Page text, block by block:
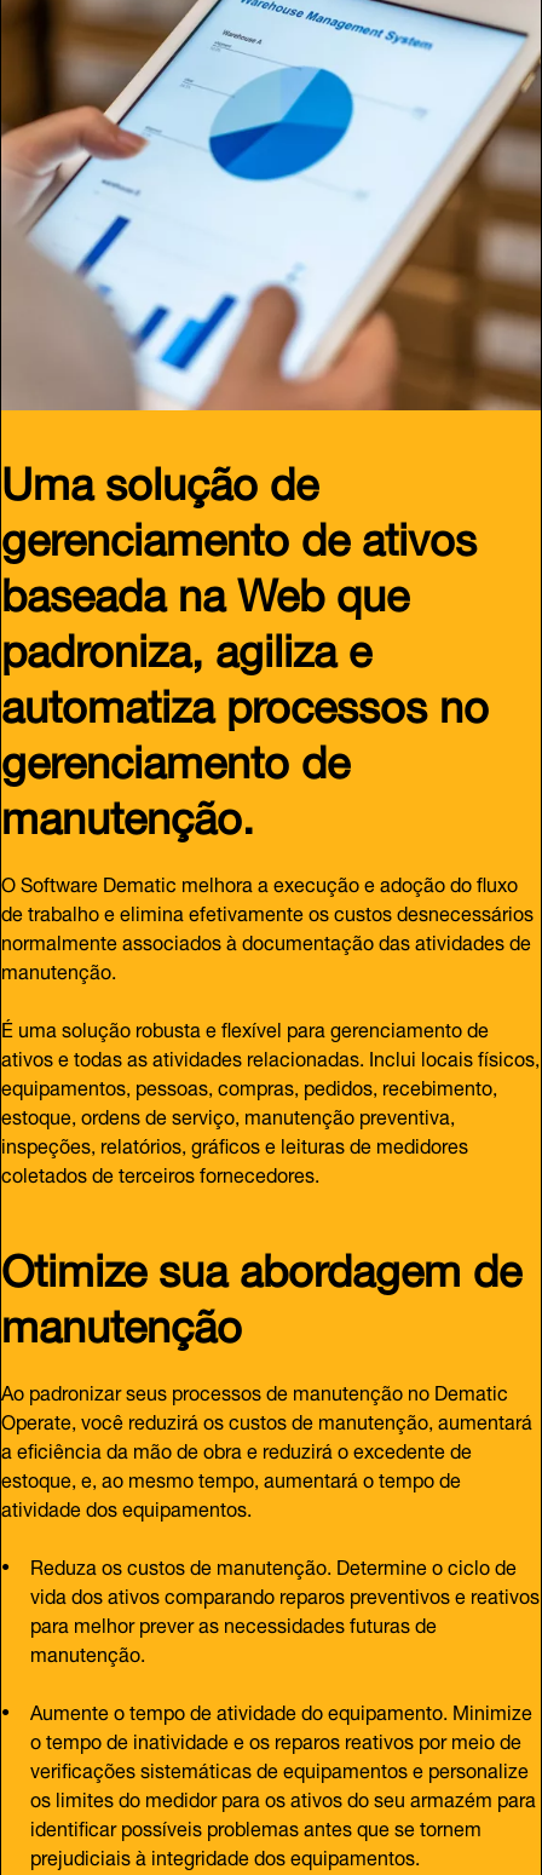
Uma solução de
gerenciamento de ativos
baseada na Web que
padroniza, agiliza e
automatiza processos no
gerenciamento de
manutenção.
O Software Dematic melhora a execução e adoção do fluxo
de trabalho e elimina efetivamente os custos desnecessários
normalmente associados à documentação das atividades de
manutenção.
É uma solução robusta e flexível para gerenciamento de
ativos e todas as atividades relacionadas. Inclui locais físicos,
equipamentos, pessoas, compras, pedidos, recebimento,
estoque, ordens de serviço, manutenção preventiva,
inspeções, relatórios, gráficos e leituras de medidores
coletados de terceiros fornecedores.
Otimize sua abordagem de
manutenção
Ao padronizar seus processos de manutenção no Dematic
Operate, você reduzirá os custos de manutenção, aumentará
a eficiência da mão de obra e reduzirá o excedente de
estoque, e, ao mesmo tempo, aumentará o tempo de
atividade dos equipamentos.
Reduza os custos de manutenção. Determine o ciclo de
vida dos ativos comparando reparos preventivos e reativos
para melhor prever as necessidades futuras de
manutenção.
Aumente o tempo de atividade do equipamento. Minimize
o tempo de inatividade e os reparos reativos por meio de
verificações sistemáticas de equipamentos e personalize
os limites do medidor para os ativos do seu armazém para
identificar possíveis problemas antes que se tornem
prejudiciais à integridade dos equipamentos.